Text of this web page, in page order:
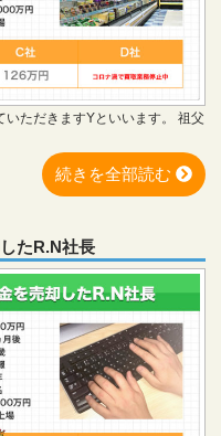
ただきますYといいます。 祖父
続きを全部読む
たR.N社長